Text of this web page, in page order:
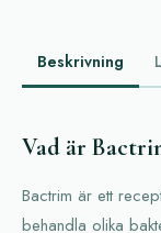
Beskrivning
Vad är
Bactrim är ett
behandla olika